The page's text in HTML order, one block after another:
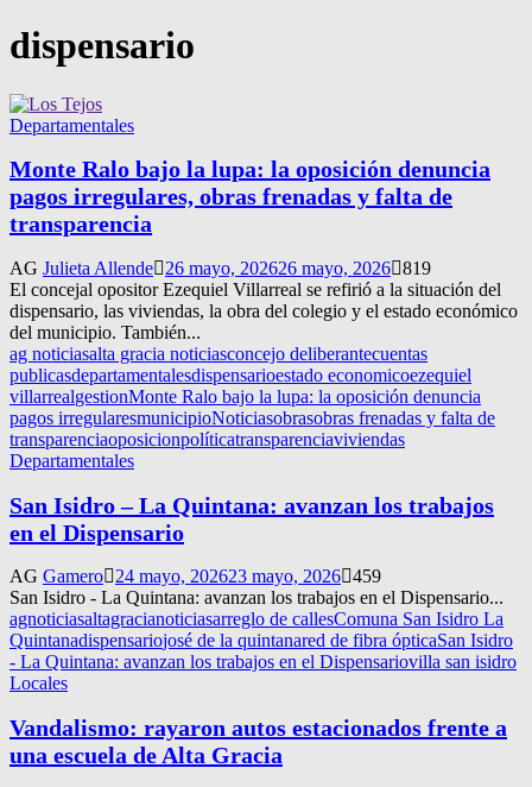
dispensario
Departamentales
Monte Ralo bajo la lupa: la oposición denuncia
pagos irregulares, obras frenadas y falta de
transparencia
AG Julieta Allende 26 mayo, 202626 mayo, 2026 819
El concejal opositor Ezequiel Villarreal se refirió a la situación del
dispensario, las viviendas, la obra del colegio y el estado económico
del municipio. También...
ag noticiasalta gracia noticiasconcejo deliberantecuentas
publicasdepartamentalesdispensarioestado economicoezequiel
villarrealgestionMonte Ralo bajo la lupa: la oposición denuncia
pagos irregularesmunicipioNoticiasobrasobras frenadas y falta de
transparenciaoposicionpolíticatransparenciaviviendas
Departamentales
San Isidro – La Quintana: avanzan los trabajos
en el Dispensario
AG Gamero 24 mayo, 202623 mayo, 2026 459
San Isidro - La Quintana: avanzan los trabajos en el Dispensario...
agnoticiasaltagracianoticiasarreglo de callesComuna San Isidro La
Quintanadispensariojosé de la quintanared de fibra ópticaSan Isidro
- La Quintana: avanzan los trabajos en el Dispensariovilla san isidro
Locales
Vandalismo: rayaron autos estacionados frente a
una escuela de Alta Gracia